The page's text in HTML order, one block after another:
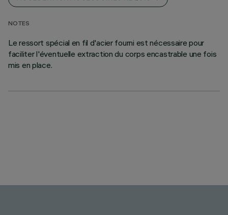
NOTES
Le ressort spécial en fil d'acier fourni est nécessaire pour
faciliter l'éventuelle extraction du corps encastrable une fois
mis en place.